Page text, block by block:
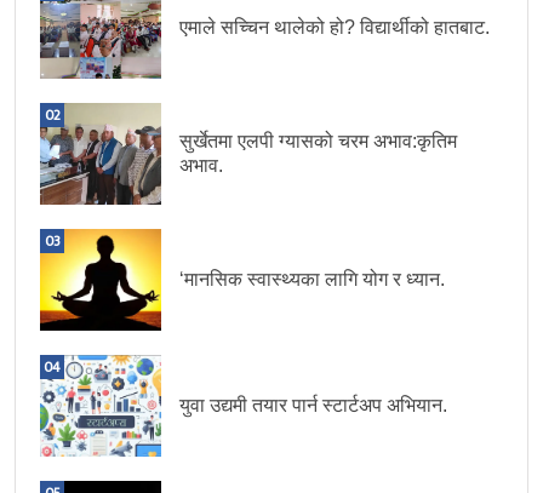
एमाले सच्चिन थालेको हो? विद्यार्थीको हातबाट.
02
सुर्खेतमा एलपी ग्यासको चरम अभाव:कृतिम
अभाव.
03
‘मानसिक स्वास्थ्यका लागि योग र ध्यान.
04
युवा उद्यमी तयार पार्न स्टार्टअप अभियान.